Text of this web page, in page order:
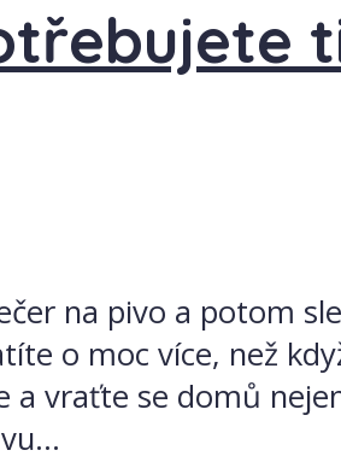
na pivo a potom
o moc více, než
a vraťte se domů